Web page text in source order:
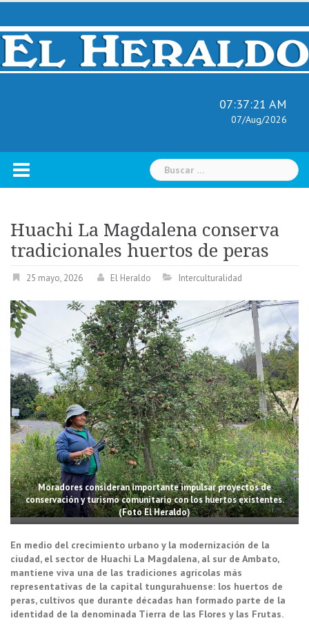
Skip
content
07:37:22 AM
07/Aug/2026
Buscar:
Huachi La Magdalena conserva
tradicionales huertos de peras
25 mayo, 2026 El Heraldo Interculturalidad
Moradores consideran importante impulsar proyectos de
conservación y turismo comunitario con los huertos existentes.
(Foto El Heraldo)
En medio del crecimiento urbano y la modernización de la
ciudad, el sector de Huachi La Magdalena, al sur de Ambato,
mantiene viva una de las tradiciones agrícolas más
representativas de la capital tungurahuense: los huertos de
peras, cultivos que durante décadas han formado parte de la
identidad de la denominada Tierra de las Flores y las Frutas.